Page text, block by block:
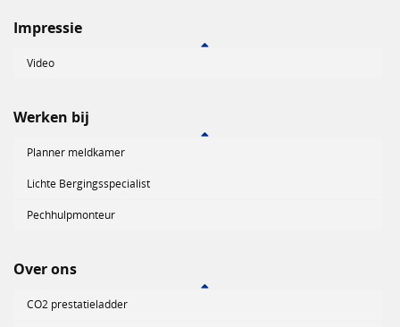
Impressie
Video
Werken bij
Planner meldkamer
Lichte Bergingsspecialist
Pechhulpmonteur
Over ons
CO2 prestatieladder